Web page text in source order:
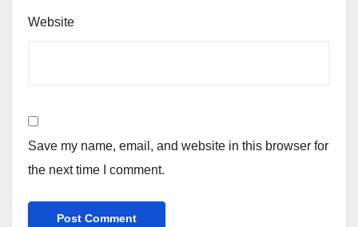
Website
Save my name, email, and website in this browser for
the next time I comment.